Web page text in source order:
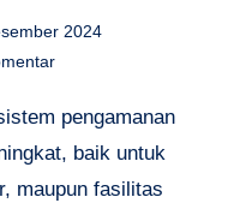
2024
pengamanan
baik untuk
maupun fasilitas